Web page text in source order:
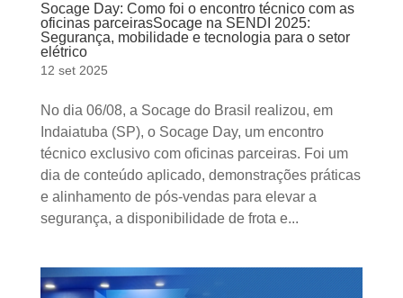
Socage Day: Como foi o encontro técnico com as
oficinas parceirasSocage na SENDI 2025:
Segurança, mobilidade e tecnologia para o setor
elétrico
12 set 2025
No dia 06/08, a Socage do Brasil realizou, em
Indaiatuba (SP), o Socage Day, um encontro
técnico exclusivo com oficinas parceiras. Foi um
dia de conteúdo aplicado, demonstrações práticas
e alinhamento de pós-vendas para elevar a
segurança, a disponibilidade de frota e...